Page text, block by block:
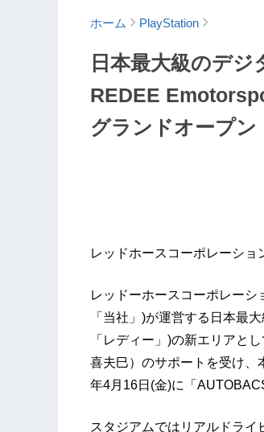
ホーム PlayStation
日本最大級のデ
REDEE
グランドオープン
レッドホースコーポレーショ
レッドーホースコーポレー
「当社」)が運営する日本最
「レディー」)の新エリアと
喜夫巳）のサポートを受け、
年4月16日(金)に「
スタジアムではリアルドライ